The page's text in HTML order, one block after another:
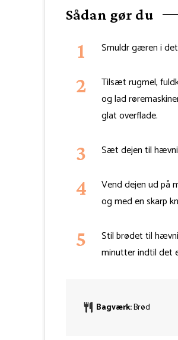
Sådan gør du
Smuldr gæren i
Tilsæt rugmel,
og lad
glat overflade.
Sæt dejen til
Vend dejen ud på
og med en skarp
Stil brødet til
minutter indtil det
Bagværk:Brød